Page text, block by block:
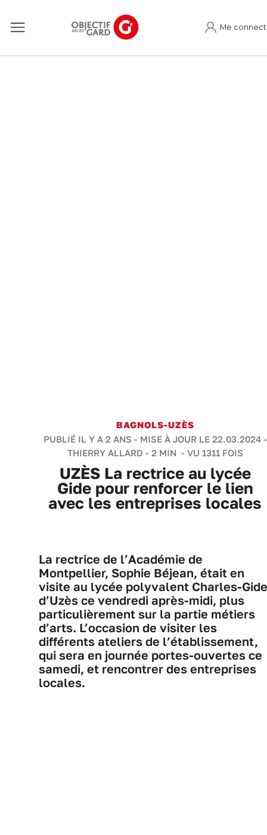
Me
BAGNOLS-UZÈS
PUBLIÉ IL Y A 2 ANS - MISE À JOUR LE 22.03.2024 -
THIERRY ALLARD - 2 MIN - VU 1311 FOIS
UZÈS La rectrice au lycée
Gide pour renforcer le lien
avec les entreprises locales
La rectrice d'académie Sophie Béjean était en
visite au lycée Gide d'Uzès ce vandredi après-
La rectrice de l’Académie de
Montpellier, Sophie Béjean, était en
visite au lycée polyvalent Charles-Gide
d’Uzès ce vendredi après-midi, plus
particulièrement sur la partie métiers
d’arts. L’occasion de visiter les
différents ateliers de l’établissement,
qui sera en journée portes-ouvertes ce
samedi, et rencontrer des entreprises
locales.